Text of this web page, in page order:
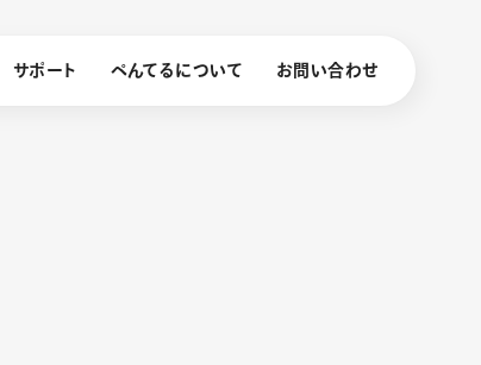
サポート ぺんてるについて お問い合わせ